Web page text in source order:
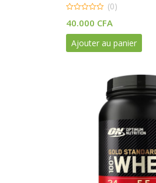
out
(0)
40.000 CFA
Ajouter au panier